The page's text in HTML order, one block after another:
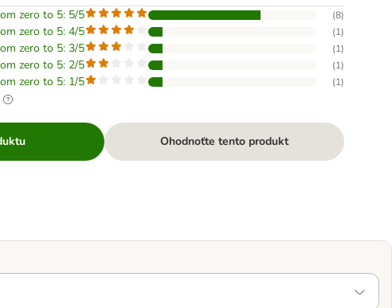
zero to 5: 5/5
(8)
zero to 5: 4/5 (1)
zero to 5: 3/5 (1)
zero to 5: 2/5 (1)
zero to 5: 1/5 (1)
Ohodnoťte tento produkt